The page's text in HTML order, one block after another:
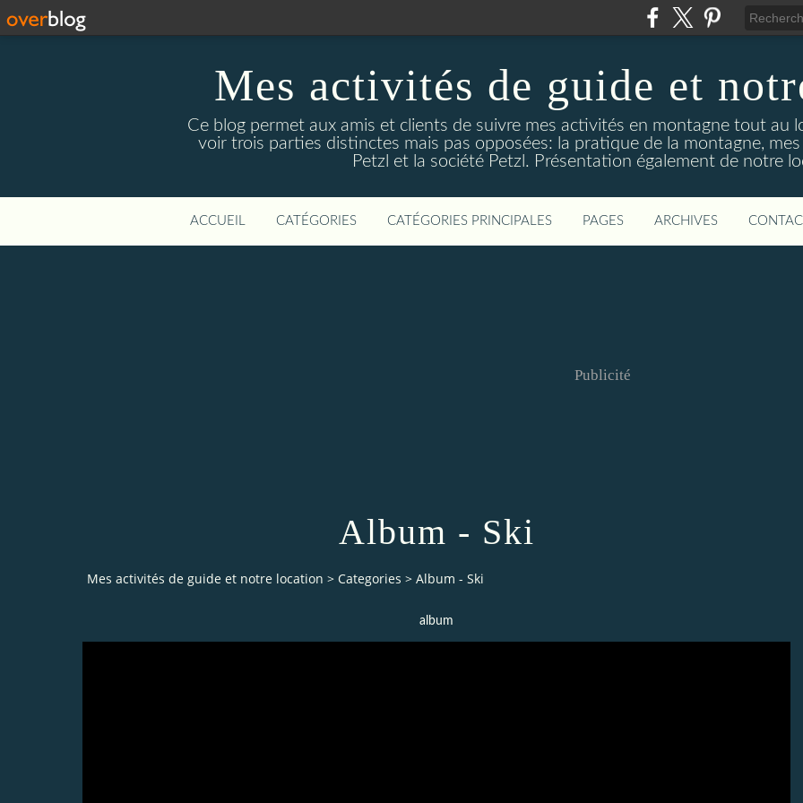
Mes activités de guide et
Ce blog permet aux amis et clients de suivre mes activités en montagne tout au
voir trois parties distinctes mais pas opposées: la pratique de la montagne,
Petzl et la société Petzl. Présentation également de notre
ACCUEIL CATÉGORIES CATÉGORIES PRINCIPALES PAGES ARCHIVES
Publicité
Album - Ski
Mes activités de guide et notre location > Categories > Album - Ski
album